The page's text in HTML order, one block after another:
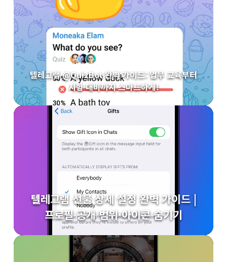
텔레그램 @QuizBot 완벽 가이드: 업무 교육부터
시험 대비까지 스마트하게!
텔레그램 선물 상세 설정 완벽 가이드 |
프로필 공개 범위·아이콘 숨기기